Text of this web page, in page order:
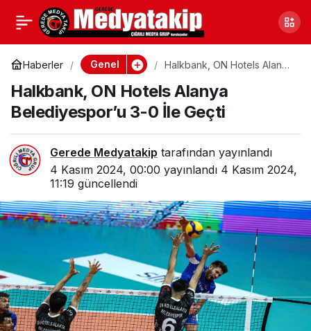
Haberler Genel
Halkbank, ON Hotels Alanya
Halkbank, ON Hotels Alanya
Belediyespor’u 3-0 İle Geçti
Gerede Medyatakip tarafından yayınlandı
4 Kasım 2024, 00:00 yayınlandı 4 Kasım 2024,
11:19 güncellendi
Bartın’da Maden İşçileri
İçin Güvenlik Vurgusu
Yapıldı
Paylaş